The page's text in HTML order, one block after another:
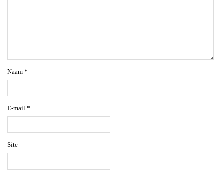
Naam *
E-mail *
Site